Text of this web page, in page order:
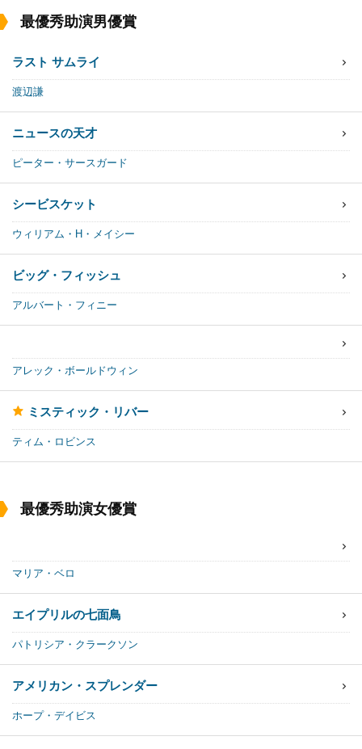
最優秀助演男優賞
ラスト サムライ
渡辺謙
ニュースの天才
ピーター・サースガード
シービスケット
ウィリアム・H・メイシー
ビッグ・フィッシュ
アルバート・フィニー
アレック・ボールドウィン
ミスティック・リバー
ティム・ロビンス
最優秀助演女優賞
マリア・ベロ
エイプリルの七面鳥
パトリシア・クラークソン
アメリカン・スプレンダー
ホープ・デイビス